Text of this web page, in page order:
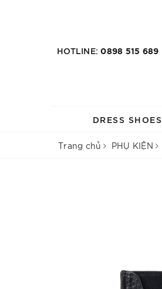
HOTLINE: 0898 515 689
DRESS SHOES
Trang chủ PHỤ KIỆN